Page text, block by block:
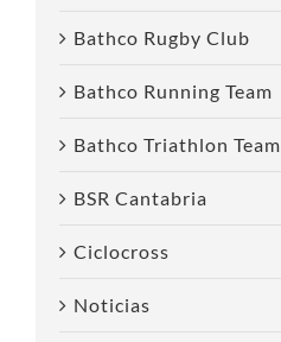
Bathco Rugby Club
Bathco Running Team
Bathco Triathlon Team
BSR Cantabria
Ciclocross
Noticias